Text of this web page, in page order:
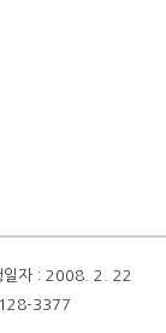
일자 : 2008. 2. 22
3377